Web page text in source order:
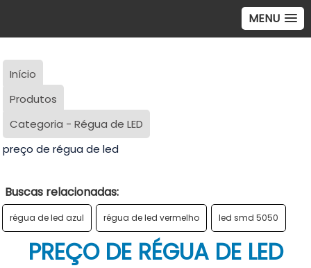
MENU
Início
Produtos
Categoria - Régua de LED
preço de régua de led
Buscas relacionadas:
régua de led azul régua de led vermelho led smd 5050
PREÇO DE RÉGUA DE LED